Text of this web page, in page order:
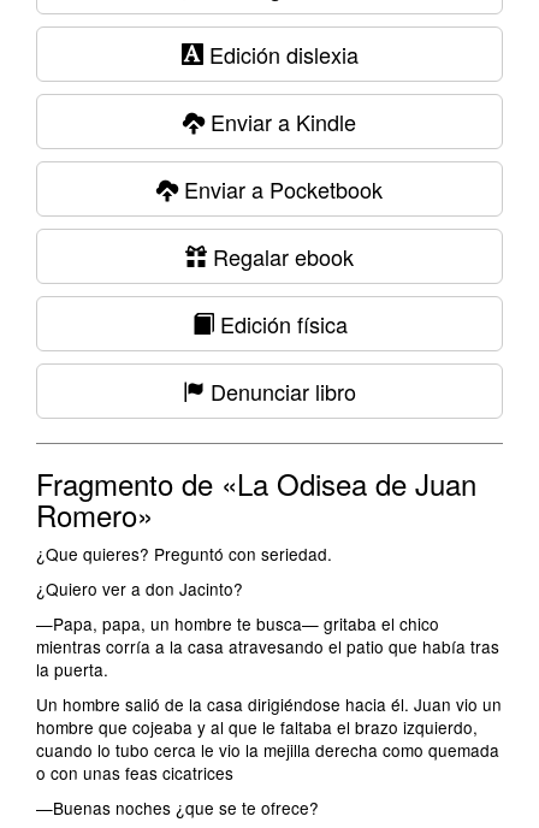
Edición dislexia
Enviar a Kindle
Enviar a Pocketbook
Regalar ebook
Edición física
Denunciar libro
Fragmento de «La Odisea de Juan
Romero»
¿Que quieres? Preguntó con seriedad.
¿Quiero ver a don Jacinto?
—Papa, papa, un hombre te busca— gritaba el chico
mientras corría a la casa atravesando el patio que había tras
la puerta.
Un hombre salió de la casa dirigiéndose hacia él. Juan vio un
hombre que cojeaba y al que le faltaba el brazo izquierdo,
cuando lo tubo cerca le vio la mejilla derecha como quemada
o con unas feas cicatrices
—Buenas noches ¿que se te ofrece?